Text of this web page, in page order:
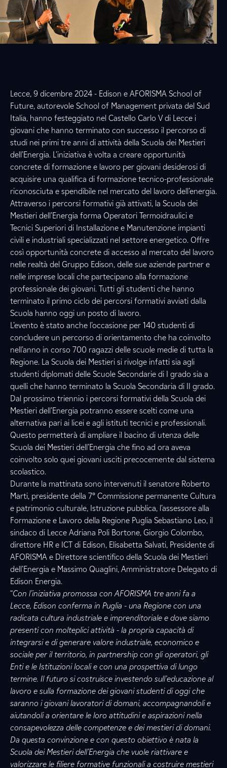
Lecce, 9 dicembre 2024 - Edison e AFORISMA School of
Future, autorevole School of Management privata del Sud
Italia, hanno festeggiato nel Castello Carlo V di Lecce i
giovani che hanno terminato con successo il percorso di
studi nei primi tre anni di attività della Scuola dei Mestieri
dell’Energia. L’iniziativa è volta a creare opportunità
concrete di formazione e lavoro per giovani desiderosi di
acquisire una qualifica di formazione tecnico-professionale
riconosciuta e spendibile nel mercato del lavoro dell’energia.
Attraverso i percorsi formativi già attivati, la Scuola dei
Mestieri dell’Energia forma Operatori Termoidraulici e
Tecnici Superiori di Installazione e Manutenzione impianti
civili e industriali specializzati nel settore energetico. Offre
così opportunità concrete di accesso al mercato del lavoro
nelle realtà del Gruppo Edison, delle sue aziende partner e
nelle imprese locali che partecipano alla formazione
professionale dei giovani. Tutti gli studenti che hanno
terminato il primo ciclo dei percorsi formativi avviati dalla
Scuola hanno oggi un posto di lavoro.
L’evento è stato anche l’occasione per 140 studenti di
concludere un percorso di orientamento che ha coinvolto
nell’anno in corso 700 ragazzi delle scuole medie di tutta la
Regione. La Scuola dei Mestieri si rivolge infatti sia agli
studenti diplomati delle Scuole Secondarie di I grado sia a
quelli che hanno terminato la Scuola Secondaria di II grado.
Dal prossimo triennio i percorsi formativi della Scuola dei
Mestieri dell’Energia potranno essere scelti come una
alternativa pari ai licei e agli istituti tecnici e professionali.
Questo permetterà di ampliare il bacino di utenza delle
Scuola dei Mestieri dell’Energia che fino ad ora aveva
coinvolto solo quei giovani usciti precocemente dal sistema
scolastico.
Durante la mattinata sono intervenuti il senatore Roberto
Marti, presidente della 7° Commissione permanente Cultura
e patrimonio culturale, Istruzione pubblica, l’assessore alla
Formazione e Lavoro della Regione Puglia Sebastiano Leo, il
sindaco di Lecce Adriana Poli Bortone, Giorgio Colombo,
direttore HR e ICT di Edison, Elisabetta Salvati, Presidente di
AFORISMA e Direttore scientifico della Scuola dei Mestieri
dell’Energia e Massimo Quaglini, Amministratore Delegato di
Edison Energia.
“Con l’iniziativa promossa con AFORISMA tre anni fa a
Lecce, Edison conferma in Puglia - una Regione con una
radicata cultura industriale e imprenditoriale e dove siamo
presenti con molteplici attività - la propria capacità di
integrarsi e di generare valore industriale, economico e
sociale per il territorio, in partnership con gli operatori, gli
Enti e le Istituzioni locali e con una prospettiva di lungo
termine. Il futuro si costruisce investendo sull’educazione al
lavoro e sulla formazione dei giovani studenti di oggi che
saranno i giovani lavoratori di domani, accompagnandoli e
aiutandoli a orientare le loro attitudini e aspirazioni nella
consapevolezza delle competenze e dei mestieri di domani.
Da questa convinzione e con questo obiettivo è nata la
Scuola dei Mestieri dell’Energia che vuole riattivare e
valorizzare le filiere formative funzionali a costruire mestieri